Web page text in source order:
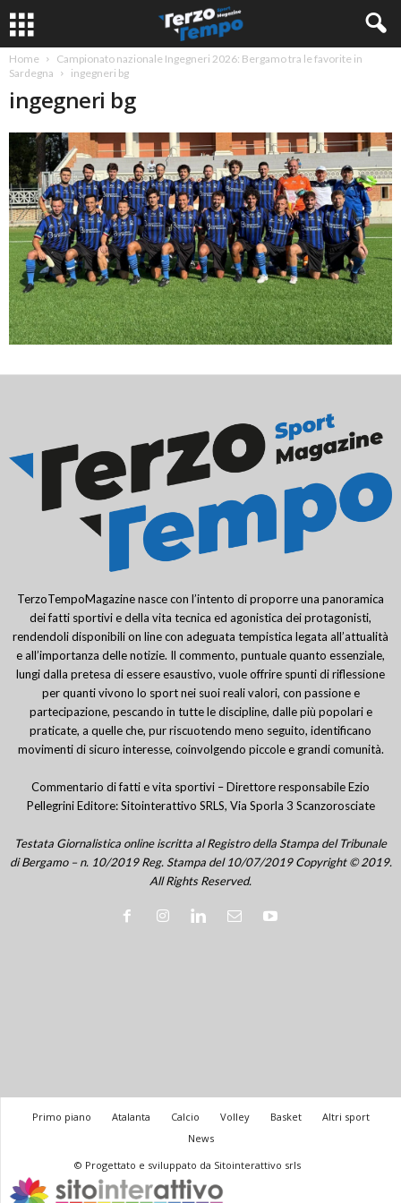
Home
Campionato nazionale Ingegneri 2026: Bergamo tra le favorite in
Sardegna
ingegneri bg
ingegneri bg
TerzoTempoMagazine nasce con l’intento di proporre una panoramica
dei fatti sportivi e della vita tecnica ed agonistica dei protagonisti,
rendendoli disponibili on line con adeguata tempistica legata all’attualità
e all’importanza delle notizie. Il commento, puntuale quanto essenziale,
lungi dalla pretesa di essere esaustivo, vuole offrire spunti di riflessione
per quanti vivono lo sport nei suoi reali valori, con passione e
partecipazione, pescando in tutte le discipline, dalle più popolari e
praticate, a quelle che, pur riscuotendo meno seguito, identificano
movimenti di sicuro interesse, coinvolgendo piccole e grandi comunità.
Commentario di fatti e vita sportivi – Direttore responsabile Ezio
Pellegrini Editore: Sitointerattivo SRLS, Via Sporla 3 Scanzorosciate
Testata Giornalistica online iscritta al Registro della Stampa del Tribunale
di Bergamo – n. 10/2019 Reg. Stampa del 10/07/2019 Copyright © 2019.
All Rights Reserved.
Primo piano Atalanta Calcio Volley Basket
Altri sport
News
© Progettato e sviluppato da Sitointerattivo srls